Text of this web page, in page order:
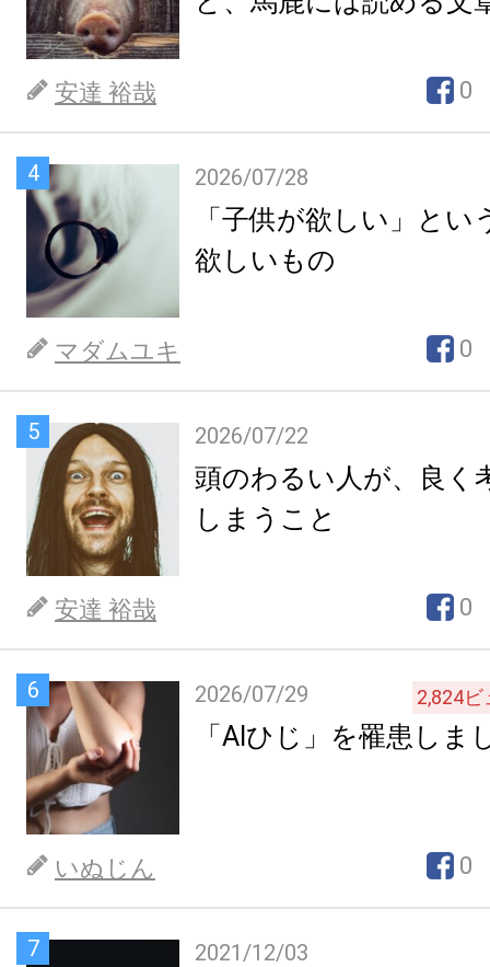
安達 裕哉 0
4 2026/07/28
「子供が欲しい」とい
欲しいもの
マダムユキ 0
5 2026/07/22
頭のわるい人が、良く
しまうこと
安達 裕哉 0
6 2026/07/29 2,824ビ
「AIひじ」を罹患しま
いぬじん 0
7 2021/12/03